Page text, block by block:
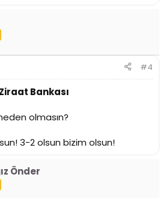
#4
Bankası
olmasın?
3-2 olsun bizim olsun!
Önder